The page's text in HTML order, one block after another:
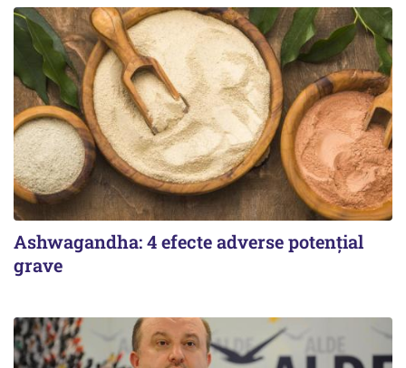
Ashwagandha: 4 efecte adverse potențial
grave